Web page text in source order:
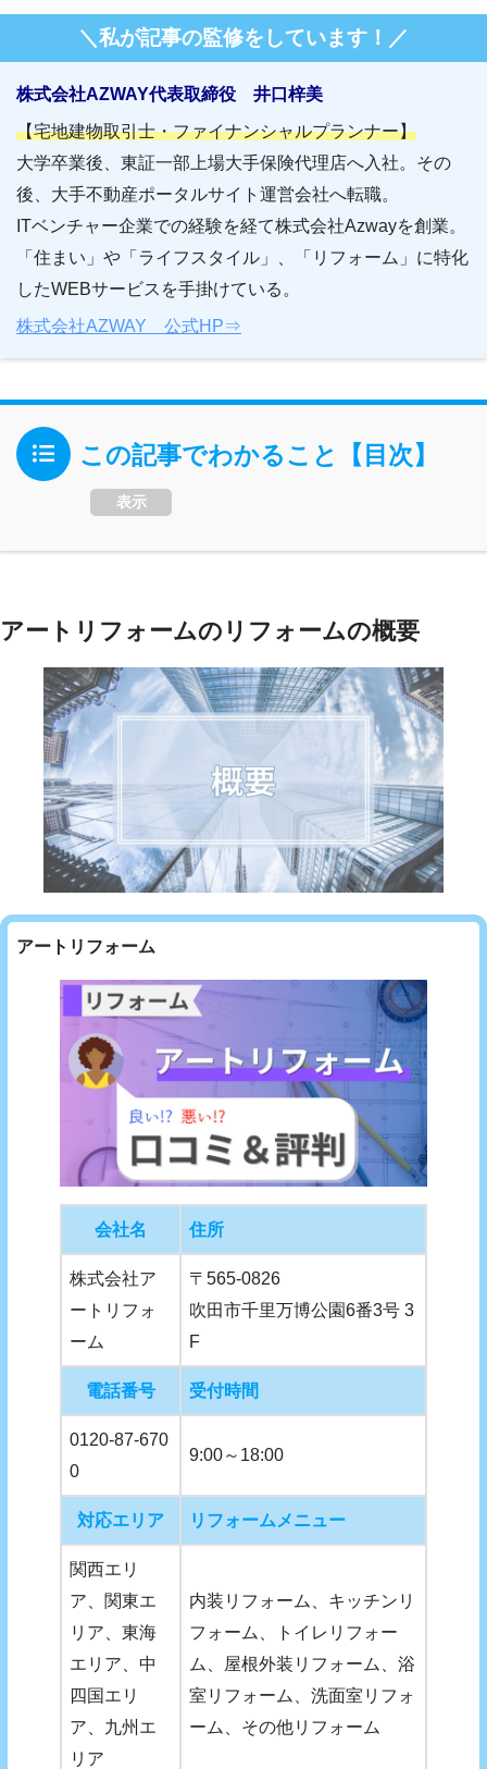
＼私が記事の監修をしています！／
株式会社AZWAY代表取締役 井口梓美
【宅地建物取引士・ファイナンシャルプランナー】
大学卒業後、東証一部上場大手保険代理店へ入社。その
後、大手不動産ポータルサイト運営会社へ転職。
ITベンチャー企業での経験を経て株式会社Azwayを創業。
「住まい」や「ライフスタイル」、「リフォーム」に特化
したWEBサービスを手掛けている。
株式会社AZWAY 公式HP⇒
この記事でわかること【目次】
表示
アートリフォームのリフォームの概要
アートリフォーム
会社名 住所
株式会社ア
ートリフォ
ーム
〒565-0826
吹田市千里万博公園6番3号 3
F
電話番号 受付時間
0120-87-670
0
9:00～18:00
対応エリア リフォームメニュー
関西エリ
ア、関東エ
リア、東海
エリア、中
四国エリ
ア、九州エ
リア
内装リフォーム、キッチンリ
フォーム、トイレリフォー
ム、屋根外装リフォーム、浴
室リフォーム、洗面室リフォ
ーム、その他リフォーム